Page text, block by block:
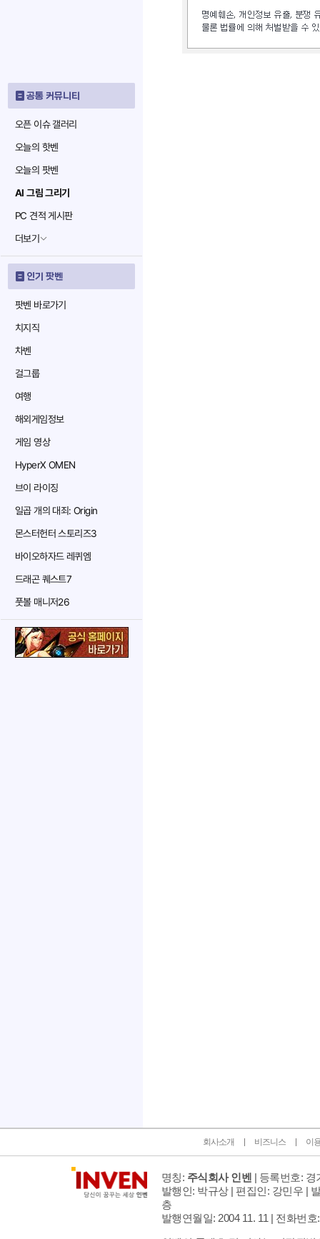
공통 커뮤니티
오픈 이슈 갤러리
오늘의 핫벤
오늘의 팟벤
AI 그림 그리기
PC 견적 게시판
더보기
인기 팟벤
팟벤 바로가기
치지직
차벤
걸그룹
여행
해외게임정보
게임 영상
HyperX OMEN
브이 라이징
일곱 개의 대죄: Origin
몬스터헌터 스토리즈3
바이오하자드 레퀴엠
드래곤 퀘스트7
풋볼 매니저26
회사소개 비즈니스 이
명칭: 주식회사 인벤 | 등록번호: 경
발행인: 박규상 | 편집인: 강민우 |
층
발행연월일: 2004 11. 11 | 전화번호